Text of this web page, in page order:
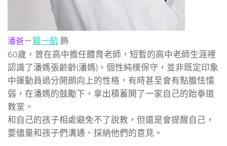
潘爸－賀一航 飾
60歲，曾在高中擔任體育老師，短暫的高中老師生涯裡
認識了潘媽張齡齡(潘媽)，個性純樸保守，並非既定印象
中運動員過分開朗向上的性格，有時甚至會有點膽怯懦
弱，在潘媽的鼓勵下，拿出積蓄開了一家自己的跆拳道
教室。
和自己的孩子相處避免不了說教，但還是會提醒自己，
要儘量和孩子們溝通、採納他們的意見。